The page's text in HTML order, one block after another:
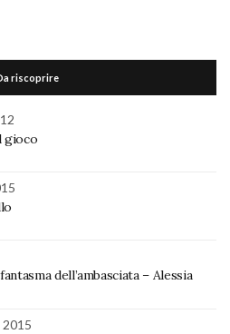
riscoprire
gioco
dell’ambasciata – Alessia
2015